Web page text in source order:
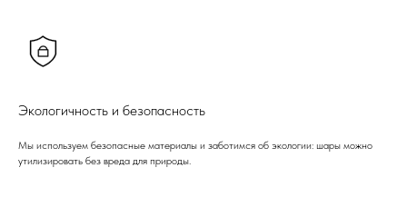
Экологичность и безопасность
Мы используем безопасные материалы и заботимся об экологии: шары можно
утилизировать без вреда для природы.